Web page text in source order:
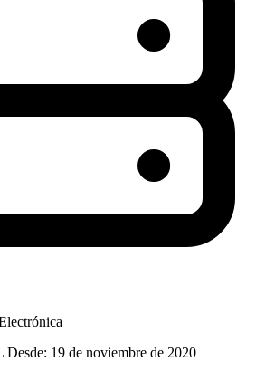
Desde: 19 de noviembre de 2020